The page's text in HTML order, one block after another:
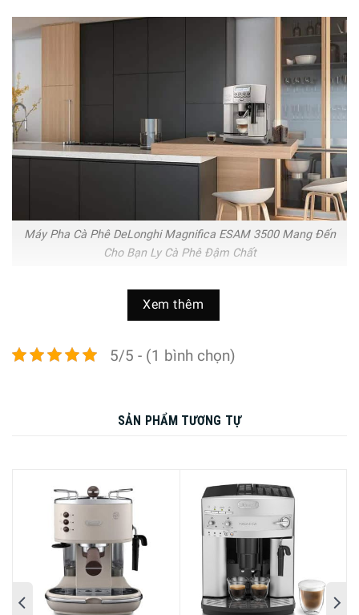
Máy Pha Cà Phê DeLonghi Magnifica ESAM 3500 Mang Đến
Cho Bạn Ly Cà Phê Đậm Chất
Máy Pha Cà Phê DeLonghi Magnifica ESAM 3500 là dòng
máy pha cà phê tự động hoàn toàn theo dạng “Bean to
chế, máy trang bị rất nhiều công thức pha chế đồ uống
Xem thêm
5/5 - (1 bình chọn)
SẢN PHẨM TƯƠNG TỰ